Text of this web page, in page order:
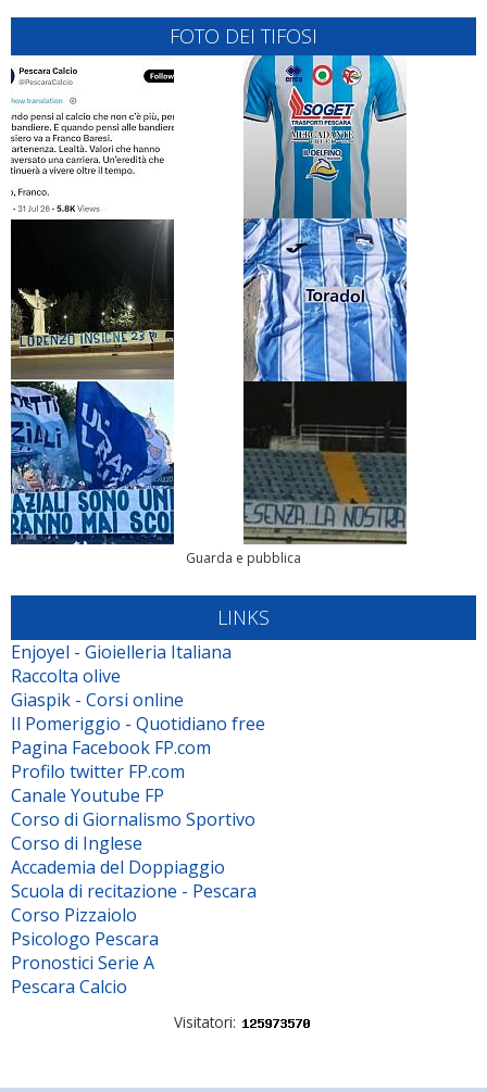
FOTO DEI TIFOSI
Guarda e pubblica
LINKS
Enjoyel - Gioielleria Italiana
Raccolta olive
Giaspik - Corsi online
Il Pomeriggio - Quotidiano free
Pagina Facebook FP.com
Profilo twitter FP.com
Canale Youtube FP
Corso di Giornalismo Sportivo
Corso di Inglese
Accademia del Doppiaggio
Scuola di recitazione - Pescara
Corso Pizzaiolo
Psicologo Pescara
Pronostici Serie A
Pescara Calcio
Visitatori: